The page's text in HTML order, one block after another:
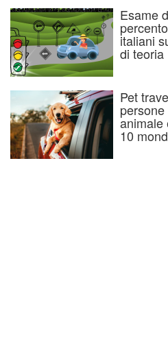
Esame
italiani
di teoria
Pet
animale
10